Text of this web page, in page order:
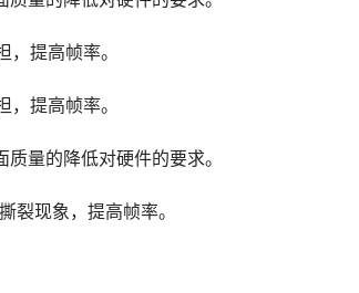
提高帧率。
提高帧率。
量的降低对硬件的要求。
裂现象，提高帧率。